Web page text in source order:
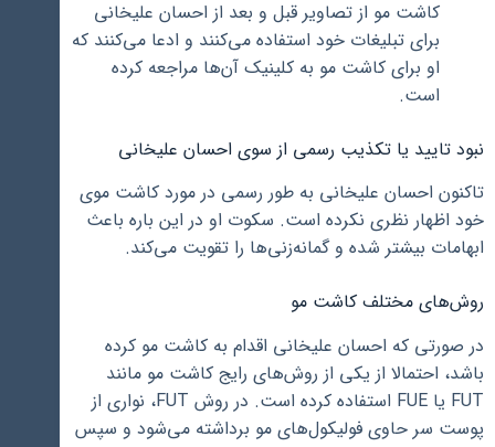
کاشت مو از تصاویر قبل و بعد از احسان علیخانی
برای تبلیغات خود استفاده می‌کنند و ادعا می‌کنند که
او برای کاشت مو به کلینیک آن‌ها مراجعه کرده
است.
نبود تایید یا تکذیب رسمی از سوی احسان علیخانی
تاکنون احسان علیخانی به طور رسمی در مورد کاشت موی
خود اظهار نظری نکرده است. سکوت او در این باره باعث
ابهامات بیشتر شده و گمانه‌زنی‌ها را تقویت می‌کند.
روش‌های مختلف کاشت مو
در صورتی که احسان علیخانی اقدام به کاشت مو کرده
باشد، احتمالا از یکی از روش‌های رایج کاشت مو مانند
FUT یا FUE استفاده کرده است. در روش FUT، نواری از
پوست سر حاوی فولیکول‌های مو برداشته می‌شود و سپس